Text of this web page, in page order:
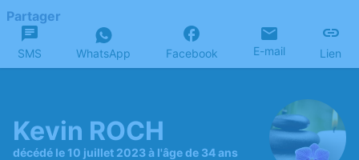
Partager
SMS WhatsApp Facebook E-mail Lien
Kevin ROCH
décédé le 10 juillet 2023 à l'âge de 34 ans